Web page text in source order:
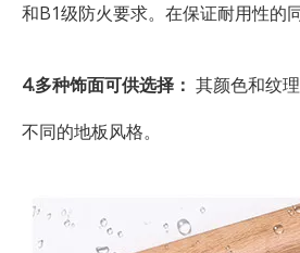
和B1级防火要求。在保证耐用性的
4.多种饰面可供选择： 其颜色和纹
不同的地板风格。